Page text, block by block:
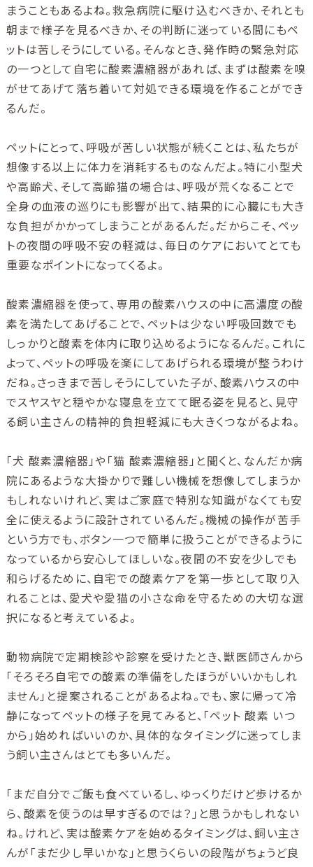
まうこともあるよね。救急病院に駆け込むべきか、それとも
朝まで様子を見るべきか、その判断に迷っている間にもペ
ットは苦しそうにしている。そんなとき、発作時の緊急対応
の一つとして自宅に酸素濃縮器があれば、まずは酸素を嗅
がせてあげて落ち着いて対処できる環境を作ることができ
るんだ。
ペットにとって、呼吸が苦しい状態が続くことは、私たちが
想像する以上に体力を消耗するものなんだよ。特に小型犬
や高齢犬、そして高齢猫の場合は、呼吸が荒くなることで
全身の血液の巡りにも影響が出て、結果的に心臓にも大き
な負担がかかってしまうことがあるんだ。だからこそ、ペッ
トの夜間の呼吸不安の軽減は、毎日のケアにおいてとても
重要なポイントになってくるよ。
酸素濃縮器を使って、専用の酸素ハウスの中に高濃度の酸
素を満たしてあげることで、ペットは少ない呼吸回数でも
しっかりと酸素を体内に取り込めるようになるんだ。これに
よって、ペットの呼吸を楽にしてあげられる環境が整うわけ
だね。さっきまで苦しそうにしていた子が、酸素ハウスの中
でスヤスヤと穏やかな寝息を立てて眠る姿を見ると、見守
る飼い主さんの精神的負担軽減にも大きくつながるよね。
「犬 酸素濃縮器」や「猫 酸素濃縮器」と聞くと、なんだか病
院にあるような大掛かりで難しい機械を想像してしまうか
もしれないけれど、実はご家庭で特別な知識がなくても安
全に使えるように設計されているんだ。機械の操作が苦手
という方でも、ボタン一つで簡単に扱うことができるように
なっているから安心してほしいな。夜間の不安を少しでも
和らげるために、自宅での酸素ケアを第一歩として取り入
れることは、愛犬や愛猫の小さな命を守るための大切な選
択になると考えているよ。
動物病院で定期検診や診察を受けたとき、獣医師さんから
「そろそろ自宅での酸素の準備をしたほうがいいかもしれ
ません」と提案されることがあるよね。でも、家に帰って冷
静になってペットの様子を見てみると、「ペット 酸素 いつ
から」始めればいいのか、具体的なタイミングに迷ってしま
う飼い主さんはとても多いんだ。
「まだ自分でご飯も食べているし、ゆっくりだけど歩けるか
ら、酸素を使うのは早すぎるのでは？」と思うかもしれない
ね。けれど、実は酸素ケアを始めるタイミングは、飼い主さ
んが「まだ少し早いかな」と思うくらいの段階がちょうど良